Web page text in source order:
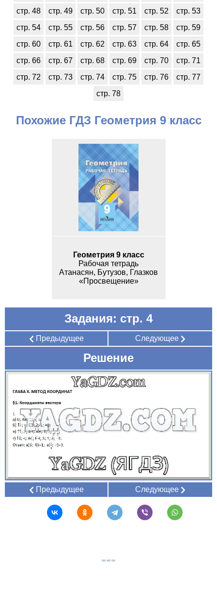
стр. 48
стр. 49 стр. 50 стр. 51 стр. 52
стр. 53
стр. 54
стр. 55 стр. 56 стр. 57 стр. 58
стр. 59
стр. 60
стр. 61 стр. 62 стр. 63 стр. 64
стр. 65
стр. 66
стр. 67 стр. 68 стр. 69 стр. 70
стр. 71
стр. 72
стр. 73 стр. 74 стр. 75 стр. 76
стр. 77
стр. 78
Похожие ГДЗ Геометрия 9 класс
Геометрия 9 класс
Рабочая тетрадь
Атанасян, Бутузов, Глазков
«Просвещение»
Задания: стр. 4
Предыдущее Следующее
Решение
Предыдущее Следующее